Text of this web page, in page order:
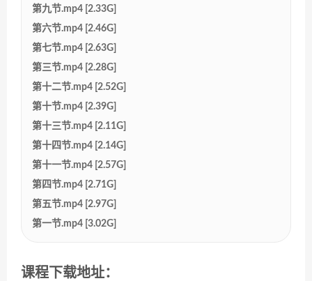
第九节.mp4 [2.33G]
第六节.mp4 [2.46G]
第七节.mp4 [2.63G]
第三节.mp4 [2.28G]
第十二节.mp4 [2.52G]
第十节.mp4 [2.39G]
第十三节.mp4 [2.11G]
第十四节.mp4 [2.14G]
第十一节.mp4 [2.57G]
第四节.mp4 [2.71G]
第五节.mp4 [2.97G]
第一节.mp4 [3.02G]
课程下载地址：